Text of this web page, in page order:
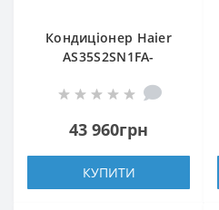
Кондиціонер Haier
AS35S2SN1FA-
43 960грн
КУПИТИ